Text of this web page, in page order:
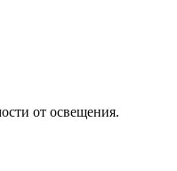
от освещения.